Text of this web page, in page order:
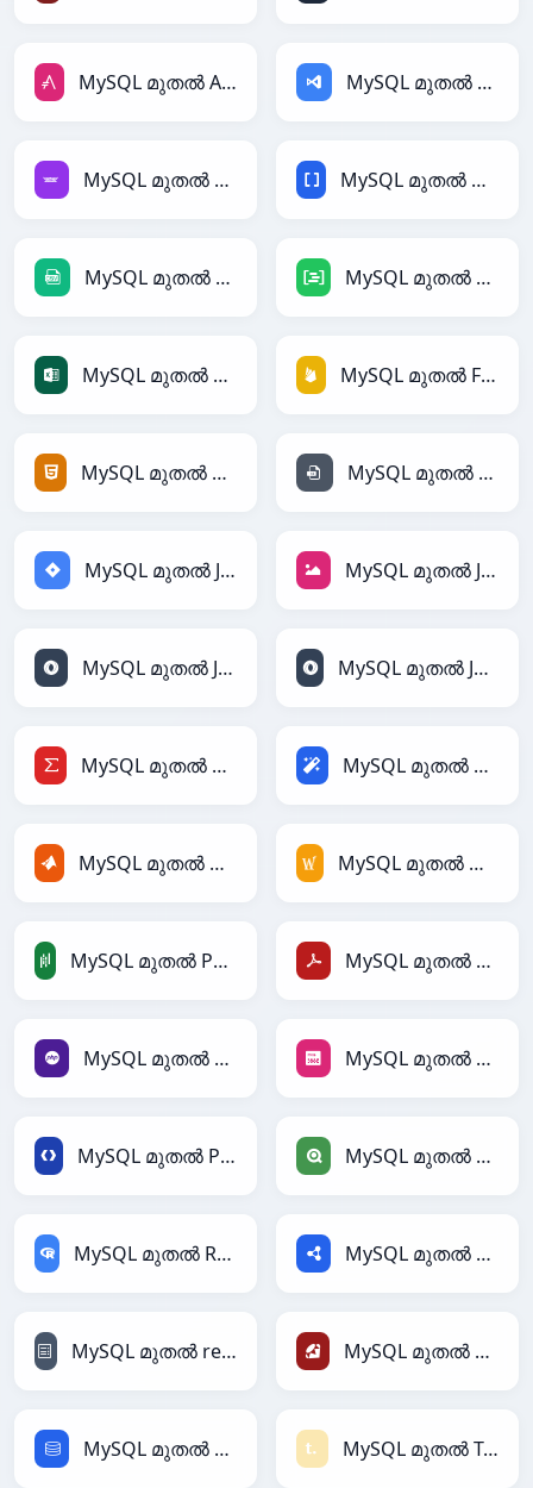
MySQL മുതൽ AsciiDoc MySQL മുതൽ ASP
MySQL മുതൽ Avro MySQL മുതൽ BBCode
MySQL മുതൽ CSV MySQL മുതൽ DAX
MySQL മുതൽ Excel MySQL മുതൽ Firebase
MySQL മുതൽ HTML MySQL മുതൽ INI
MySQL മുതൽ Jira MySQL മുതൽ JPEG
MySQL മുതൽ JSON MySQL മുതൽ JSONLines
MySQL മുതൽ LaTeX MySQL മുതൽ Magic
MySQL മുതൽ MATLAB MySQL മുതൽ MediaWiki
MySQL മുതൽ PandasDataFrame MySQL മുതൽ PDF
MySQL മുതൽ PHP MySQL മുതൽ PNG
MySQL മുതൽ Protobuf MySQL മുതൽ Qlik
MySQL മുതൽ RDataFrame MySQL മുതൽ RDF
MySQL മുതൽ reStructuredText MySQL മുതൽ Ruby
MySQL മുതൽ SQL MySQL മുതൽ Textile